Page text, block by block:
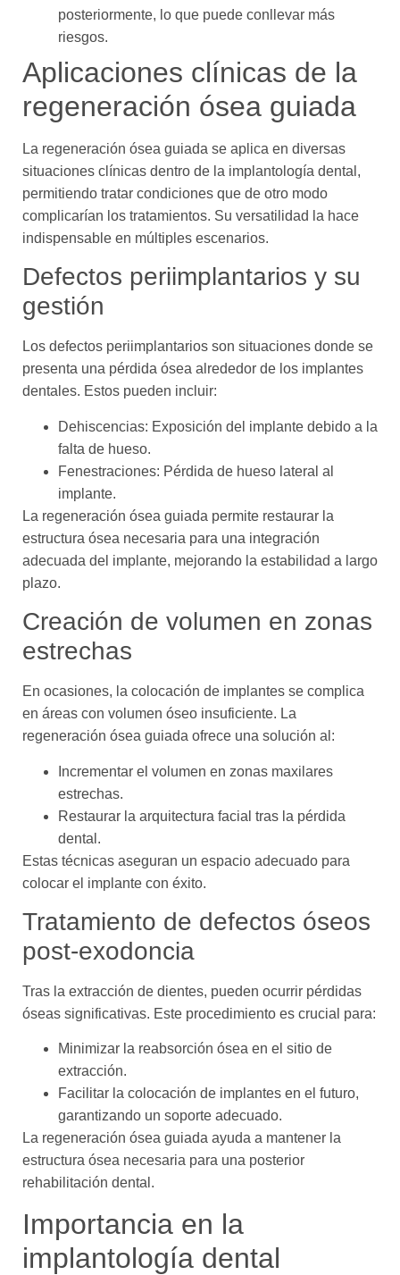
posteriormente, lo que puede conllevar más
riesgos.
Aplicaciones clínicas de la
regeneración ósea guiada
La regeneración ósea guiada se aplica en diversas
situaciones clínicas dentro de la implantología dental,
permitiendo tratar condiciones que de otro modo
complicarían los tratamientos. Su versatilidad la hace
indispensable en múltiples escenarios.
Defectos periimplantarios y su
gestión
Los defectos periimplantarios son situaciones donde se
presenta una pérdida ósea alrededor de los implantes
dentales. Estos pueden incluir:
Dehiscencias: Exposición del implante debido a la
falta de hueso.
Fenestraciones: Pérdida de hueso lateral al
implante.
La regeneración ósea guiada permite restaurar la
estructura ósea necesaria para una integración
adecuada del implante, mejorando la estabilidad a largo
plazo.
Creación de volumen en zonas
estrechas
En ocasiones, la colocación de implantes se complica
en áreas con volumen óseo insuficiente. La
regeneración ósea guiada ofrece una solución al:
Incrementar el volumen en zonas maxilares
estrechas.
Restaurar la arquitectura facial tras la pérdida
dental.
Estas técnicas aseguran un espacio adecuado para
colocar el implante con éxito.
Tratamiento de defectos óseos
post-exodoncia
Tras la extracción de dientes, pueden ocurrir pérdidas
óseas significativas. Este procedimiento es crucial para:
Minimizar la reabsorción ósea en el sitio de
extracción.
Facilitar la colocación de implantes en el futuro,
garantizando un soporte adecuado.
La regeneración ósea guiada ayuda a mantener la
estructura ósea necesaria para una posterior
rehabilitación dental.
Importancia en la
implantología dental